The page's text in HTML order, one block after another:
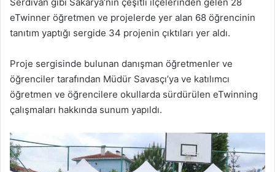
Serdivan gibi Sakarya’nın çeşitli ilçelerinden gelen 28
eTwinner öğretmen ve projelerde yer alan 68 öğrencinin
tanıtım yaptığı sergide 34 projenin çıktıları yer aldı.
Proje sergisinde bulunan danışman öğretmenler ve
öğrenciler tarafından Müdür Savasçı’ya ve katılımcı
öğretmen ve öğrencilere okullarda sürdürülen eTwinning
çalışmaları hakkında sunum yapıldı.